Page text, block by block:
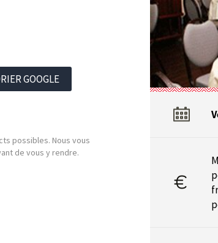
GOOGLE
possibles. Nous vous
de vous y rendre.